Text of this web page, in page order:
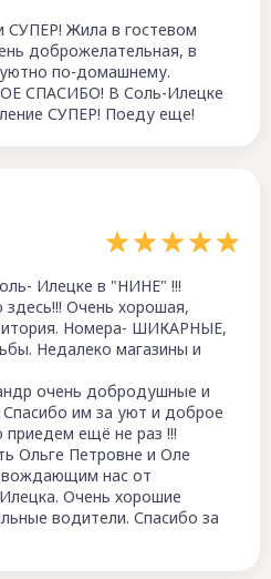
СУПЕР! Жила в гостевом
доброжелательная, в
по-домашнему.
СПАСИБО! В Соль-Илецке
СУПЕР! Поеду еще!
Илецке в "НИНЕ" !!!
Очень хорошая,
Номера- ШИКАРНЫЕ,
Недалеко магазины и
очень добродушные и
Спасибо им за уют и доброе
ещё не раз !!!
Ольге Петровне и Оле
нас от
Очень хорошие
водители. Спасибо за